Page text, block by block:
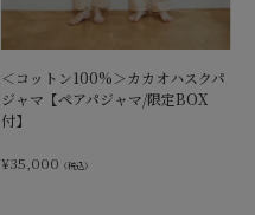
＜コットン100%＞カカオハスクパ
ジャマ【ペアパジャマ/限定BOX
付】
¥35,000 （税込）